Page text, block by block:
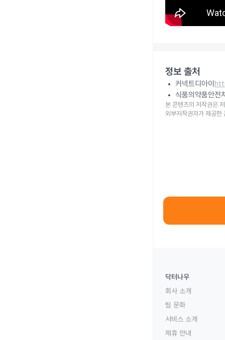
정보 출처
커넥트디아이
식품의약품안전
본 콘텐츠의 저작권은
외부저작권자가 제공한
닥터나우
회사 소개
팀 문화
서비스 소개
제휴 안내